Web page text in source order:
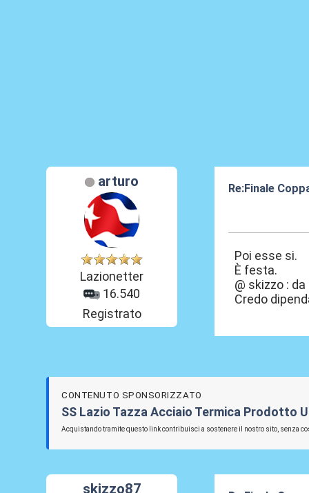
arturo
Lazionetter
16.540
Registrato
Re:Finale
Poi esse si.
È festa.
@ skizzo :
Credo
CONTENUTO SPONSORIZZATO
SS Lazio Tazza Acciaio Termica Prodotto
Acquistando tramite questo link contribuisci a sostenere il nostro sito, senza
skizzo87